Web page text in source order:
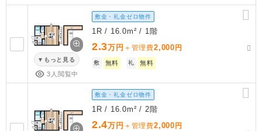
もっと見る
3人閲覧中
敷金・礼金ゼロ物件
1R / 16.0m² / 1階
2.3万円 ＋管理費2,000 円
敷 無料 礼 無料
敷金・礼金ゼロ物件
1R / 16.0m² / 2階
2.4万円 ＋管理費2,000 円